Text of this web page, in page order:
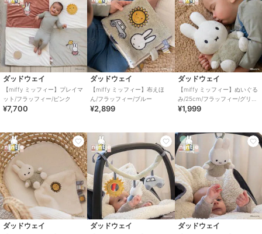
ダッドウェイ
【miffy ミッフィー】プレイマ
ット/フラッフィー/ピンク
¥7,700
ダッドウェイ
【miffy ミッフィー】布えほ
ん/フラッフィー/ブルー
¥2,899
ダッドウェイ
【miffy ミッフィー】ぬいぐる
み/25cm/フラッフィー/グリー
ン
¥1,999
ダッドウェイ ダッドウェイ ダッドウェイ